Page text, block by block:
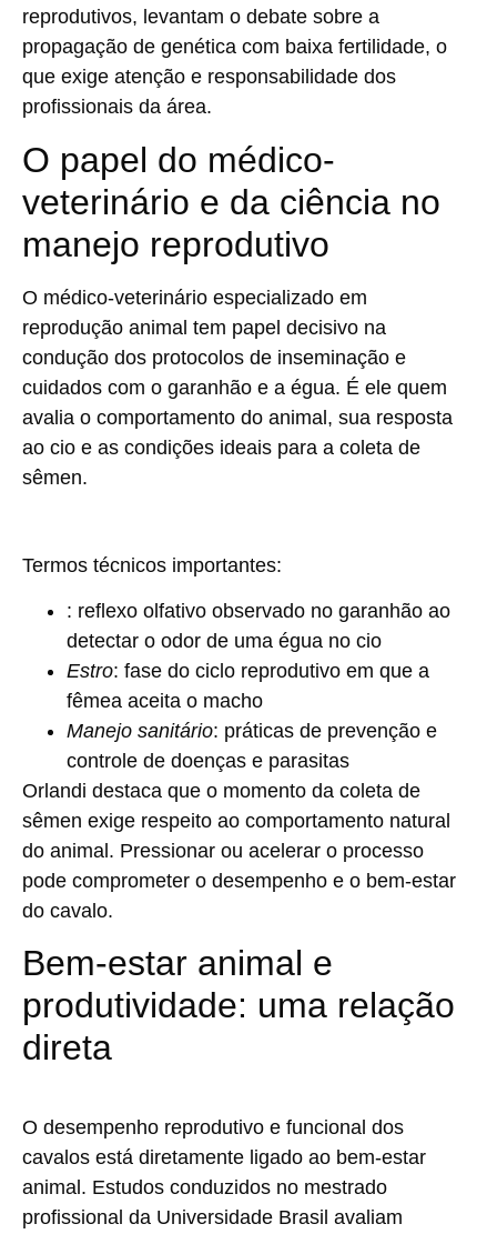
reprodutivos, levantam o debate sobre a
propagação de genética com baixa fertilidade, o
que exige atenção e responsabilidade dos
profissionais da área.
O papel do médico-
veterinário e da ciência no
manejo reprodutivo
O médico-veterinário especializado em
reprodução animal tem papel decisivo na
condução dos protocolos de inseminação e
cuidados com o garanhão e a égua. É ele quem
avalia o comportamento do animal, sua resposta
ao cio e as condições ideais para a coleta de
sêmen.
Termos técnicos importantes:
: reflexo olfativo observado no garanhão ao
detectar o odor de uma égua no cio
Estro: fase do ciclo reprodutivo em que a
fêmea aceita o macho
Manejo sanitário: práticas de prevenção e
controle de doenças e parasitas
Orlandi destaca que o momento da coleta de
sêmen exige respeito ao comportamento natural
do animal. Pressionar ou acelerar o processo
pode comprometer o desempenho e o bem-estar
do cavalo.
Bem-estar animal e
produtividade: uma relação
direta
O desempenho reprodutivo e funcional dos
cavalos está diretamente ligado ao bem-estar
animal . Estudos conduzidos no mestrado
profissional da Universidade Brasil avaliam